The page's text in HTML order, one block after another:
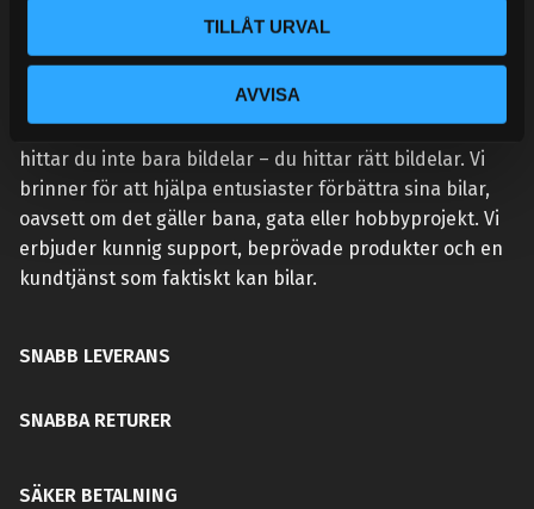
TILLÅT URVAL
AVVISA
VÅR AFFÄRSIDÉ ÄR ENKEL:
Vi lever och andas prestanda. Hos Street Performance
hittar du inte bara bildelar – du hittar rätt bildelar. Vi
brinner för att hjälpa entusiaster förbättra sina bilar,
oavsett om det gäller bana, gata eller hobbyprojekt. Vi
erbjuder kunnig support, beprövade produkter och en
kundtjänst som faktiskt kan bilar.
SNABB LEVERANS
SNABBA RETURER
SÄKER BETALNING